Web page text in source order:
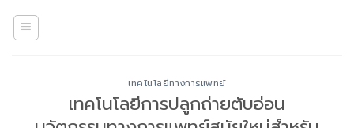
เทคโนโลยีทางการแพทย์
เทคโนโลยีการปลูกถ่ายตับอ่อน